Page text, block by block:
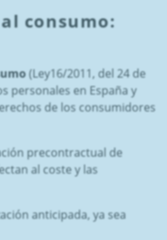
consumo:
(Ley16/2011, del 24 de
personales en España y
de los consumidores
precontractual de
al coste y las
anticipada, ya sea